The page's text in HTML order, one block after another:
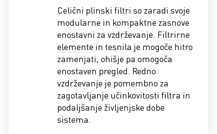
Celični plinski filtri so zaradi svoje
modularne in kompaktne zasnove
enostavni za vzdrževanje. Filtrirne
elemente in tesnila je mogoče hitro
zamenjati, ohišje pa omogoča
enostaven pregled. Redno
vzdrževanje je pomembno za
zagotavljanje učinkovitosti filtra in
podaljšanje življenjske dobe
sistema.